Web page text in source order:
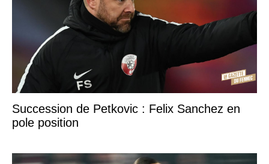
Succession de Petkovic : Felix Sanchez en
pole position